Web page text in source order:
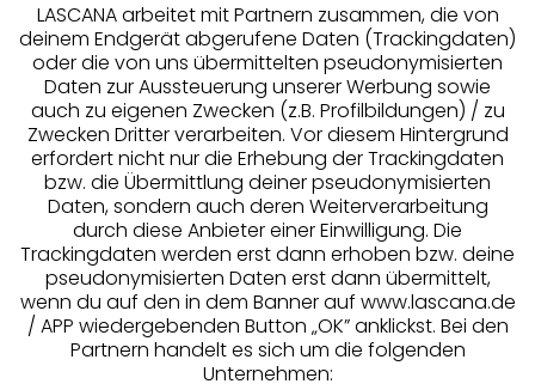
Services
Beratung
Über uns
Rechtliches
LASCANA arbeitet mit Partnern zusammen, die von
deinem Endgerät abgerufene Daten (Trackingdaten)
oder die von uns übermittelten pseudonymisierten
Daten zur Aussteuerung unserer Werbung sowie
auch zu eigenen Zwecken (z.B. Profilbildungen) / zu
Zwecken Dritter verarbeiten. Vor diesem Hintergrund
erfordert nicht nur die Erhebung der Trackingdaten
bzw. die Übermittlung deiner pseudonymisierten
Daten, sondern auch deren Weiterverarbeitung
durch diese Anbieter einer Einwilligung. Die
Trackingdaten werden erst dann erhoben bzw. deine
pseudonymisierten Daten erst dann übermittelt,
wenn du auf den in dem Banner auf www.lascana.de
/ APP wiedergebenden Button „OK” anklickst. Bei den
Partnern handelt es sich um die folgenden
Unternehmen: